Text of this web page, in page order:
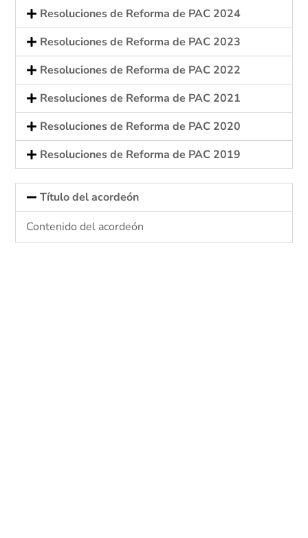
Resoluciones de Reforma de PAC 2024
Resoluciones de Reforma de PAC 2023
Resoluciones de Reforma de PAC 2022
Resoluciones de Reforma de PAC 2021
Resoluciones de Reforma de PAC 2020
Resoluciones de Reforma de PAC 2019
Título del acordeón
Contenido del acordeón